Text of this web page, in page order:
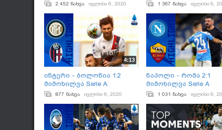
ფინალი
2 452 ნახვა ივლისი 6, 2020
მომენტები Premier
1 367 ნახვა ივლისი 6,
4:13
ინტერი - ბოლონია 1:2
მიმოხილვა Serie A
877 ნახვა ივლისი 6, 2020
ნაპოლი - რომა 2:1
მიმოხილვა Serie A
1 031 ნახვა ივლისი 6,